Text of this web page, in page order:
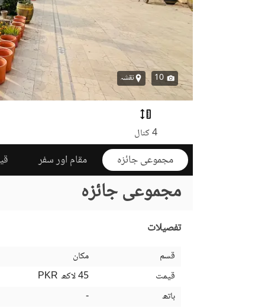
10 نقشہ
4 کنال
مجموعی جائزہ مقام اور سفر
مجموعی جائزہ
تفصیلات
قسم
مکان
قیمت
PKR
45 لاکھ
باتھ
-